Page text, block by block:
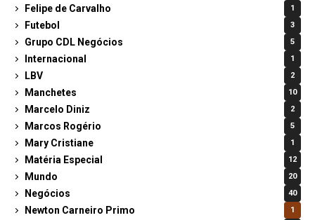
Felipe de Carvalho 1
Futebol 3
Grupo CDL Negócios 5
Internacional 1
LBV 2
Manchetes 10
Marcelo Diniz 2
Marcos Rogério 5
Mary Cristiane 1
Matéria Especial 12
Mundo 20
Negócios 40
Newton Carneiro Primo 1